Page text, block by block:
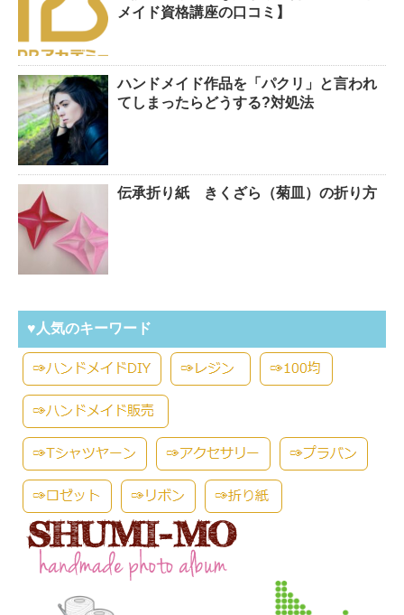
メイド資格講座の口コミ】
ハンドメイド作品を「パクリ」と言われ
てしまったらどうする?対処法
伝承折り紙 きくざら（菊皿）の折り方
♥人気のキーワード